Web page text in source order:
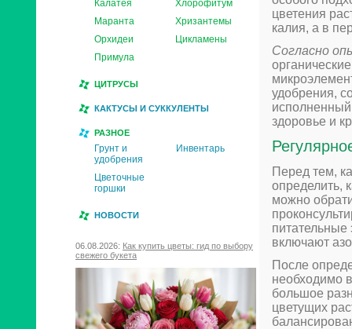
Калатея
Хлорофитум
Маранта
Хризантемы
Орхидеи
Цикламены
Примула
ЦИТРУСЫ
КАКТУСЫ И СУККУЛЕНТЫ
РАЗНОЕ
Грунт и
удобрения
Инвентарь
Цветочные
горшки
НОВОСТИ
06.08.2026: Как купить цветы: гид по выбору
свежего букета
цветения
калия, а в
Согласно
удобрения,
здоровье и
Перед тем,
определить,
можно
включают
После
необходимо
большое
цветущих